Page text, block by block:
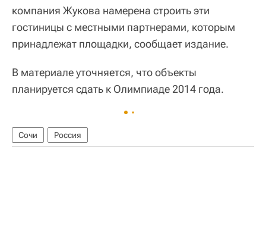
компания Жукова намерена строить эти
гостиницы с местными партнерами, которым
принадлежат площадки, сообщает издание.
В материале уточняется, что объекты
планируется сдать к Олимпиаде 2014 года.
Сочи Россия